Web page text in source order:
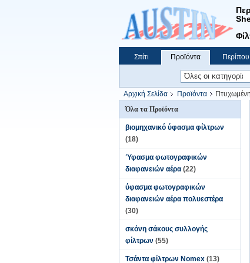
Σπίτι Προϊόντα Περίπου
Αρχική Σελίδα Προϊόντα
Όλα τα Προϊόντα
βιομηχανικό ύφασμα φίλτρων
(18)
Ύφασμα φωτογραφικών
διαφανειών αέρα (22)
ύφασμα φωτογραφικών
διαφανειών αέρα πολυεστέρα
(30)
σκόνη σάκους συλλογής
φίλτρων (55)
Τσάντα φίλτρων Nomex (13)